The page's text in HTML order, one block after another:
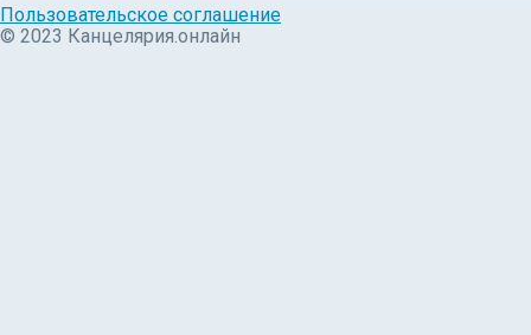
Пользовательское соглашение
© 2023 Канцелярия.онлайн